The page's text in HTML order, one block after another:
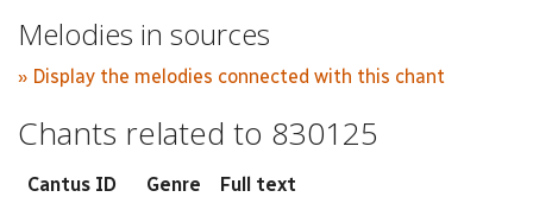
Melodies in sources
» Display the melodies connected with this chant
Chants related to 830125
Cantus ID Genre Full text